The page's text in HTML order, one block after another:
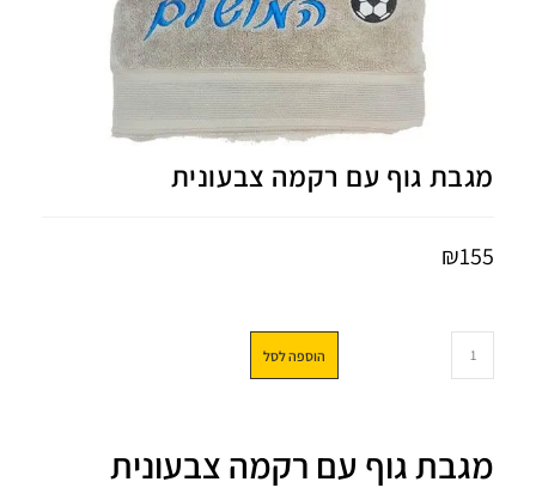
מגבת גוף עם רקמה צבעונית
₪155
הוספה לסל
מגבת גוף עם רקמה צבעונית